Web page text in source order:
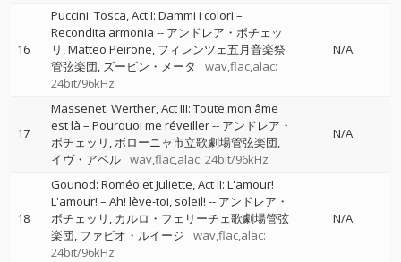
16
Puccini: Tosca, Act I: Dammi i colori –
Recondita armonia -- アンドレア・ボチェッ
リ Matteo Peirone フィレンツェ五月音楽祭
管弦楽団 ズービン・メータ
wav,flac,alac:
24bit/96kHz
N/A
17
Massenet: Werther, Act III: Toute mon âme
est là – Pourquoi me réveiller-- アンドレア・
ボチェッリ ボローニャ市立歌劇場管弦楽団
イヴ・アベル wav,flac,alac: 24bit/96kHz
N/A
18
Gounod: Roméo et Juliette, Act II: L'amour!
L'amour! – Ah! lève-toi, soleil! -- アンドレア・
ボチェッリ カルロ・フェリーチェ歌劇場管弦
楽団 ファビオ・ルイージ
wav,flac,alac:
24bit/96kHz
N/A